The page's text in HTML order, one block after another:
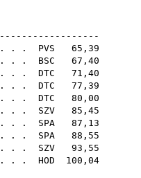
. . PVS 65,39
. . BSC 67,40
. . DTC 71,40
. . DTC 77,39
. . DTC 80,00
. . SZV 85,45
. . . SPA 87,13
. . SPA 88,55
. . SZV 93,55
. . HOD 100,04